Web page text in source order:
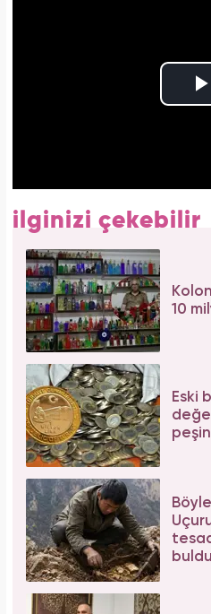
ilginizi çekebilir
10
Eski